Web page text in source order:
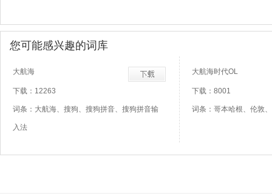
您可能感兴趣的词库
大航海
下载：12263
词条：大航海、搜狗、搜狗拼音、搜狗拼音输
入法
大航海时代OL
下载：8001
词条：哥本哈根、伦敦